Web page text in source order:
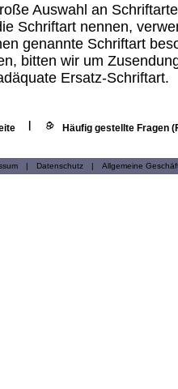
Auswahl an
Schriftart nennen,
genannte Schriftart
bitten wir um
Ersatz-Schriftart.
Häufig gestellte Fragen
| Datenschutz | Allgemeine